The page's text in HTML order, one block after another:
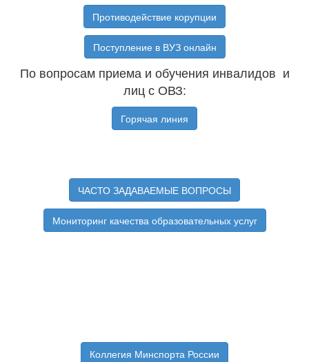
Противодействие корупции
Поступление в ВУЗ онлайн
По вопросам приема и обучения инвалидов и
лиц с ОВЗ:
Горячая линия
ЧАСТО ЗАДАВАЕМЫЕ ВОПРОСЫ
Мониторинг качества образовательных услуг
Коллегия Минспорта России